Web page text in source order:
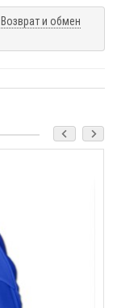
Возврат и обмен